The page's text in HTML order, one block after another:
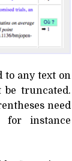
to any text on
truncated.
need
for instance